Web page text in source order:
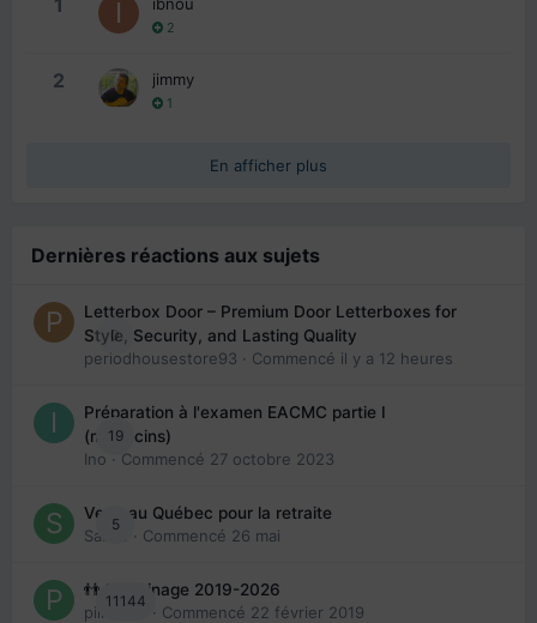
1
2
2 jimmy
1
En afficher plus
Dernières réactions aux sujets
0
Letterbox Door – Premium Door Letterboxes for
Style, Security, and Lasting Quality
periodhousestore93 · Commencé il y a 12 heures
19
Préparation à l'examen EACMC partie I
(médecins)
Ino · Commencé 27 octobre 2023
5
Venir au Québec pour la retraite
Sab74
· Commencé 26 mai
11144
👬 Parrainage 2019-2026
piinoush · Commencé 22 février 2019